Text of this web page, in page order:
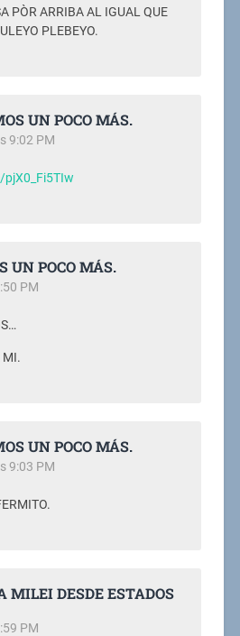
PÒR ARRIBA AL IGUAL QUE
PLEBEYO.
UN POCO MÁS.
9:02 PM
UN POCO MÁS.
PM
MI.
UN POCO MÁS.
9:03 PM
MILEI DESDE ESTADOS
PM